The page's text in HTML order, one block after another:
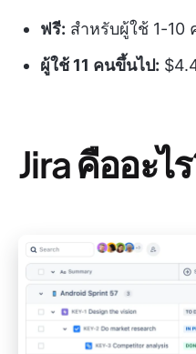
ฟรี: สำหรับผู้ใช้ 1-10
ผู้ใช้ 11 คนขึ้นไป:
Jira คืออะไ